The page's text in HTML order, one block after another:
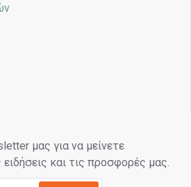
μας για να μείνετε
ειδήσεις και τις προσφορές μας.